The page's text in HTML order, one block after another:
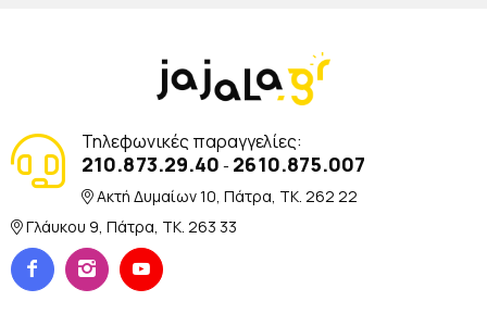
Τηλεφωνικές παραγγελίες:
210.873.29.40 - 2610.875.007
Ακτή Δυμαίων 10, Πάτρα, TK. 262 22
Γλάυκου 9, Πάτρα, TK. 263 33